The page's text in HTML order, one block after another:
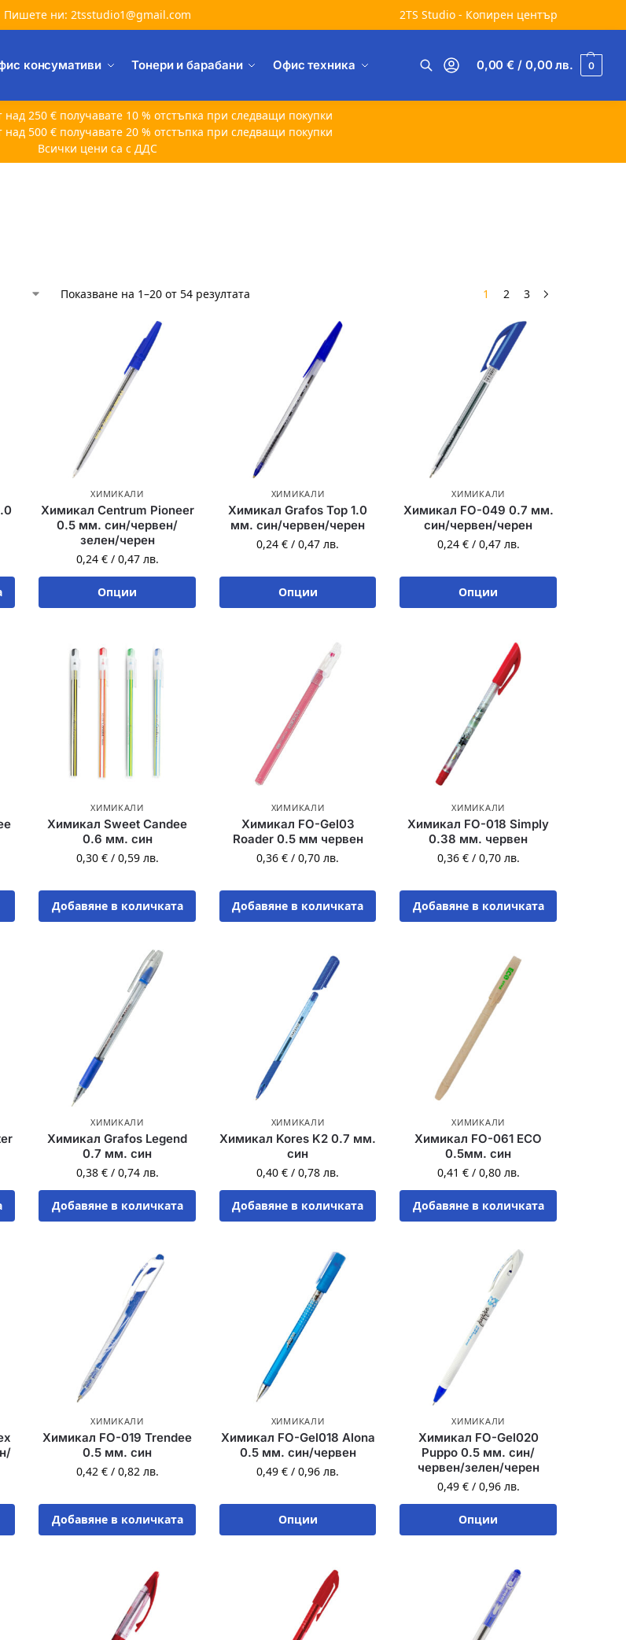
Пишете ни: 2tsstudio1@gmail.com 2TS Studio - Копирен център
консумативи Тонери и барабани Офис техника 0,00€ / 0,00лв. 0
250 € получавате 10 % отстъпка при следващи покупки
500 € получавате 20 % отстъпка при следващи покупки
Всички цени са с ДДС
Показване на 1–20 от 54 резултата 1 2 3
ХИМИКАЛИ
Химикал Centrum Pioneer
0.5 мм. син/червен/
зелен/черен
0,24 € / 0,47 лв.
Опции
ХИМИКАЛИ
Химикал Grafos Top 1.0
мм. син/червен/черен
0,24€ /0,47лв.
Опции
ХИМИКАЛИ
Химикал FO-049 0.7 мм.
син/червен/черен
0,24 € / 0,47 лв.
Опции
ХИМИКАЛИ
Химикал Sweet Candee
0.6 мм. син
0,30 € / 0,59 лв.
Добавяне в количката
ХИМИКАЛИ
Химикал FO-Gel03
Roader 0.5 мм червен
0,36€ /0,70лв.
Добавяне в количката
ХИМИКАЛИ
Химикал FO-018 Simply
0.38 мм. червен
0,36 € / 0,70 лв.
Добавяне в количката
ХИМИКАЛИ
Химикал Grafos Legend
0.7 мм. син
0,38 € / 0,74 лв.
Добавяне в количката
ХИМИКАЛИ
Химикал Kores K2 0.7 мм.
син
0,40€ /0,78лв.
Добавяне в количката
ХИМИКАЛИ
Химикал FO-061 ECO
0.5мм. син
0,41 € / 0,80 лв.
Добавяне в количката
ХИМИКАЛИ
Химикал FO-019 Trendee
0.5 мм. син
0,42 € / 0,82 лв.
Добавяне в количката
ХИМИКАЛИ
Химикал FO-Gel018 Alona
0.5 мм. син/червен
0,49€ /0,96лв.
Опции
ХИМИКАЛИ
Химикал FO-Gel020
Puppo 0.5 мм. син/
червен/зелен/черен
0,49 € / 0,96 лв.
Опции